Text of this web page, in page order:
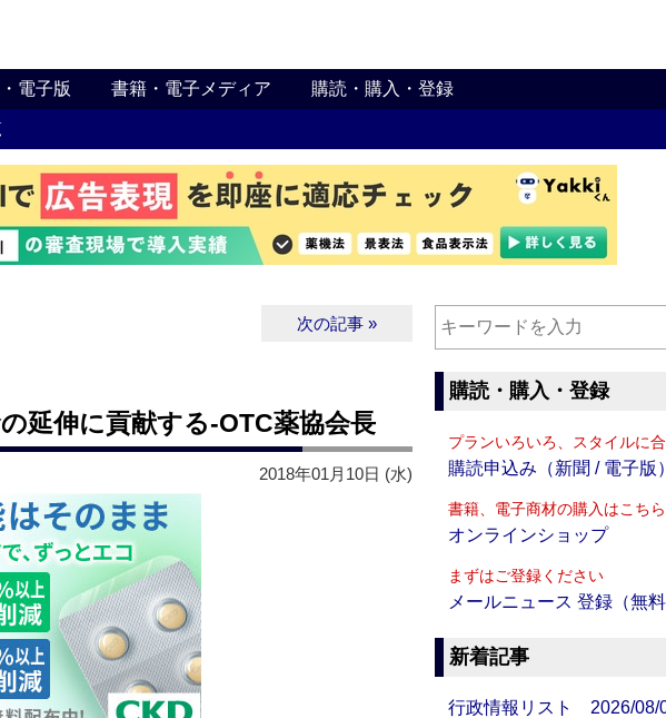
電子版 書籍・電子メディア 購読・購入・登録
次の記事 »
延伸に貢献する‐OTC薬協会長
2018年01月10日 (水)
購読・購入・登録
プランいろいろ、スタイルに
購読申込み（新聞 / 電子版）
書籍、電子商材の購入はこちら
オンラインショップ
まずはご登録ください
メールニュース 登録（無料
新着記事
行政情報リスト 2026/08/